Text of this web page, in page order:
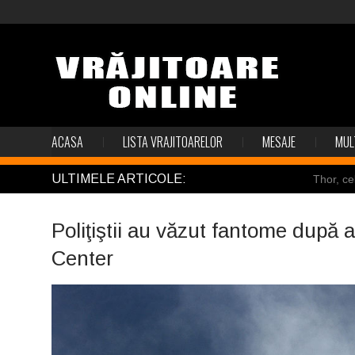
ACASA LISTA VRAJITOARELOR MESAJE
ULTIMELE ARTICOLE: Thor,
Mulţi
Poliţiştii au văzut fantome după
Center